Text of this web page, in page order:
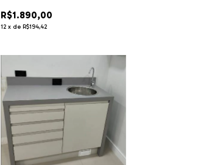
R$1.890,00
12 x de R$194,42